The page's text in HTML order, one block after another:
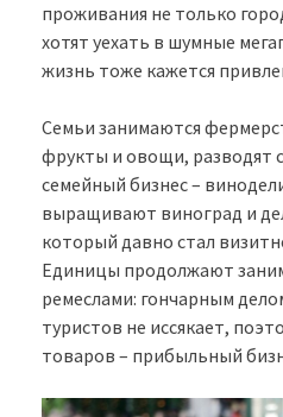
проживания не только
хотят уехать в шумные
жизнь тоже кажется
Семьи занимаются
фрукты и овощи, разводят
семейный бизнес –
выращивают виноград и
который давно стал
Единицы продолжают
ремеслами: гончарным
туристов не иссякает,
товаров – прибыльный